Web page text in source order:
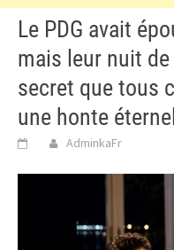
Le PDG avait
mais leur nuit
secret que tous
une honte
AdminkaFr